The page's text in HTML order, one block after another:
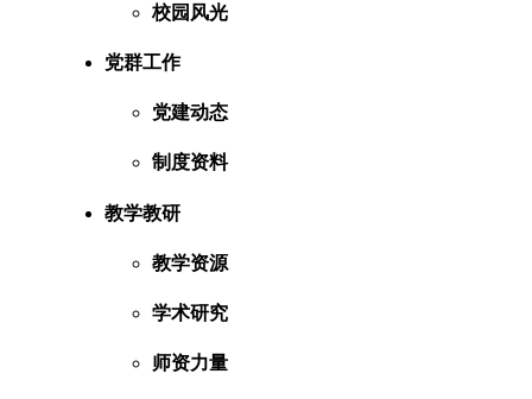
校园风光
党群工作
党建动态
制度资料
教学教研
教学资源
学术研究
师资力量